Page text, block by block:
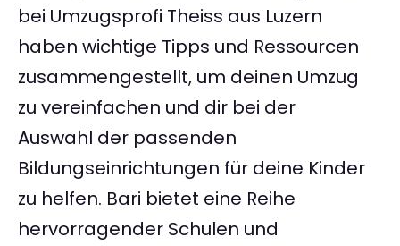
bei Umzugsprofi Theiss aus Luzern
haben wichtige Tipps und Ressourcen
zusammengestellt, um deinen Umzug
zu vereinfachen und dir bei der
Auswahl der passenden
Bildungseinrichtungen für deine Kinder
zu helfen. Bari bietet eine Reihe
hervorragender Schulen und